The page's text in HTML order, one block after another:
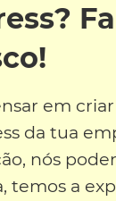
em
da tua
nós
temos a